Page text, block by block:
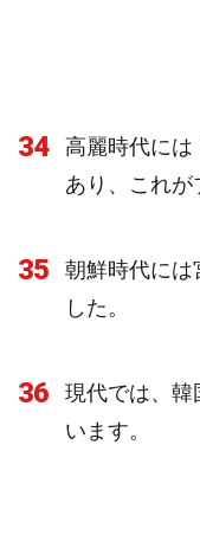
34
高麗時代に
あり、これが
35
朝鮮時代には
した。
36
現代では、韓
います。